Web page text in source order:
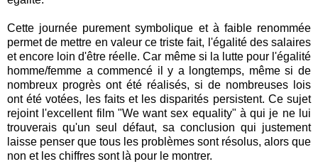
Cette journée purement symbolique et à faible renommée
permet de mettre en valeur ce triste fait, l'égalité des salaires
et encore loin d'être réelle. Car même si la lutte pour l'égalité
homme/femme a commencé il y a longtemps, même si de
nombreux progrès ont été réalisés, si de nombreuses lois
ont été votées, les faits et les disparités persistent. Ce sujet
rejoint l'excellent film "We want sex equality" à qui je ne lui
trouverais qu'un seul défaut, sa conclusion qui justement
laisse penser que tous les problèmes sont résolus, alors que
non et les chiffres sont là pour le montrer.